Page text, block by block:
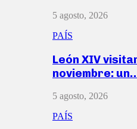
5 agosto, 2026
PAÍS
León XIV
noviembre:
5 agosto, 2026
PAÍS